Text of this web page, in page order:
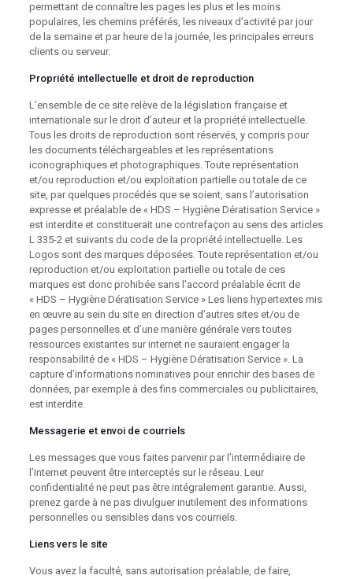
permettant de connaître les pages les plus et les moins
populaires, les chemins préférés, les niveaux d’activité par jour
de la semaine et par heure de la journée, les principales erreurs
clients ou serveur.
Propriété intellectuelle et droit de reproduction
L’ensemble de ce site relève de la législation française et
internationale sur le droit d’auteur et la propriété intellectuelle.
Tous les droits de reproduction sont réservés, y compris pour
les documents téléchargeables et les représentations
iconographiques et photographiques. Toute représentation
et/ou reproduction et/ou exploitation partielle ou totale de ce
site, par quelques procédés que se soient, sans l’autorisation
expresse et préalable de « HDS – Hygiène Dératisation Service »
est interdite et constituerait une contrefaçon au sens des articles
L 335-2 et suivants du code de la propriété intellectuelle. Les
Logos sont des marques déposées. Toute représentation et/ou
reproduction et/ou exploitation partielle ou totale de ces
marques est donc prohibée sans l’accord préalable écrit de
« HDS – Hygiène Dératisation Service » Les liens hypertextes mis
en œuvre au sein du site en direction d’autres sites et/ou de
pages personnelles et d’une manière générale vers toutes
ressources existantes sur internet ne sauraient engager la
responsabilité de « HDS – Hygiène Dératisation Service ». La
capture d’informations nominatives pour enrichir des bases de
données, par exemple à des fins commerciales ou publicitaires,
est interdite.
Messagerie et envoi de courriels
Les messages que vous faites parvenir par l’intermédiaire de
l’Internet peuvent être interceptés sur le réseau. Leur
confidentialité ne peut pas être intégralement garantie. Aussi,
prenez garde à ne pas divulguer inutilement des informations
personnelles ou sensibles dans vos courriels.
Liens vers le site
Vous avez la faculté, sans autorisation préalable, de faire,